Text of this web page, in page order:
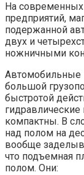
На
предприятий,
подержанной
двух и
ножничными
Автомобильные
большой
быстротой
компактны. В
над полом на
вообще
что подъемная
полом. Они: